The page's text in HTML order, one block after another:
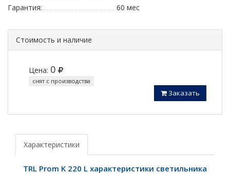
Гарантия:
60 мес
Стоимость и наличие
Цена: 0
снят с производства
Заказать
Характеристики
TRL Prom K 220 L характеристики светильника